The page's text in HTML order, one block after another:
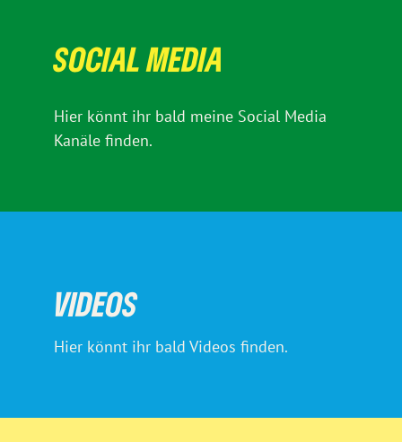
SOCIAL MEDIA
Hier könnt ihr bald meine Social Media
Kanäle finden.
VIDEOS
Hier könnt ihr bald Videos finden.